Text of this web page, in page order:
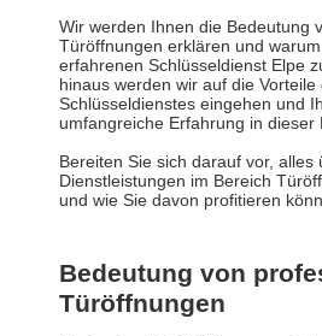
Wir werden Ihnen die Bedeutung
Türöffnungen erklären und
erfahrenen Schlüsseldienst Elpe
hinaus werden wir auf die
Schlüsseldienstes eingehen und
umfangreiche Erfahrung in dieser
Bereiten Sie sich darauf vor, alles
Dienstleistungen im Bereich
und wie Sie davon profitieren
Bedeutung von
Türöffnungen